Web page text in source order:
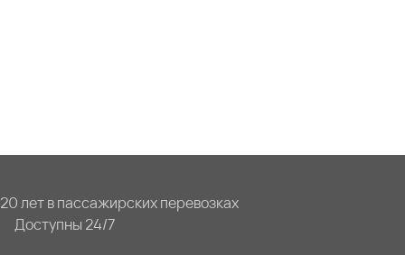
20 лет в пассажирских перевозках
Доступны 24/7